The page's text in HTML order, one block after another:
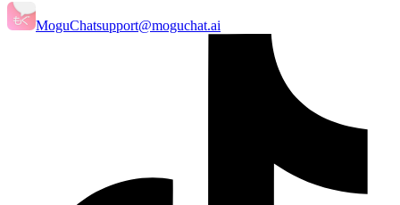
MoguChatsupport@moguchat.ai